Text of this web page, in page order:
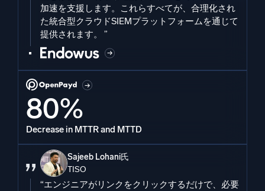
加速を支援します。これらすべてが、合理化され
た統合型クラウドSIEMプラットフォームを通じて
提供されます。 ”
80%
Decrease in MTTR and MTTD
Sajeeb Lohani氏
TISO
“エンジニアがリンクをクリックするだけで、必要